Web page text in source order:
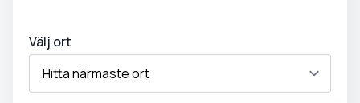
Välj ort